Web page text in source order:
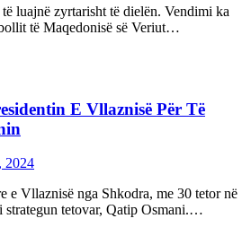
luajnë zyrtarisht të dielën. Vendimi ka
të Maqedonisë së Veriut…
E Vllaznisë Për Të
2024
e Vllaznisë nga Shkodra, me 30 tetor në
strategun tetovar, Qatip Osmani.…